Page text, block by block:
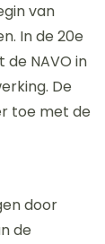
van
In de 20e
NAVO in
De
toe met de
door
de